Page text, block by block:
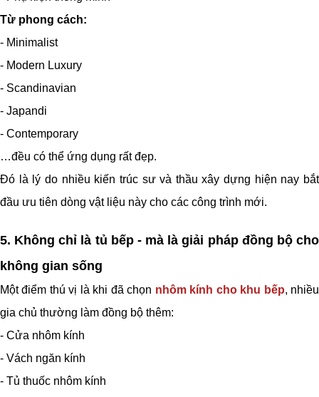
Từ phong cách:
- Minimalist
- Modern Luxury
- Scandinavian
- Japandi
- Contemporary
…đều có thể ứng dụng rất đẹp.
Đó là lý do nhiều kiến trúc sư và thầu xây dựng hiện nay bắt
đầu ưu tiên dòng vật liệu này cho các công trình mới.
5. Không chỉ là tủ bếp -mà là giải pháp đồng bộ cho
không gian sống
Một điểm thú vị là khi đã chọn nhôm kính cho khu bếp, nhiều
gia chủ thường làm đồng bộ thêm:
- Cửa nhôm kính
- Vách ngăn kính
- Tủ thuốc nhôm kính